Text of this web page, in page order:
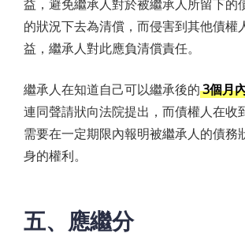
益，避免繼承人對於被繼承人所留下的
的狀況下去為清償，而侵害到其他債權
益，繼承人對此應負清償責任。
繼承人在知道自己可以繼承後的3個月
連同聲請狀向法院提出，而債權人在收
需要在一定期限內報明被繼承人的債務
身的權利。
五、應繼分